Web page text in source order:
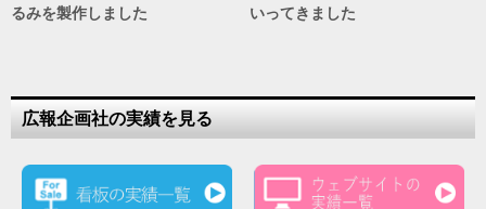
るみを製作しました
いってきました
広報企画社の実績を見る